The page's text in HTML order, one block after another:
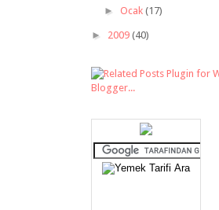
► Ocak (17)
► 2009 (40)